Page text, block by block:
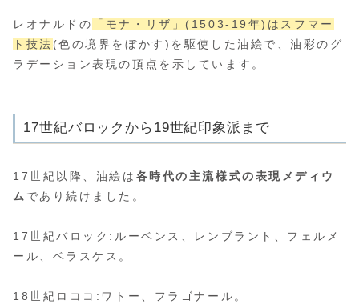
レオナルドの
「モナ・リザ」(1503-19年)はスフマー
ト技法 (色の境界をぼかす)を駆使した油絵で、油彩のグ
ラデーション表現の頂点を示しています。
17世紀バロックから19世紀印象派まで
17世紀以降、油絵は 各時代の主流様式の表現メディウ
ム であり続けました。
17世紀バロック:ルーベンス、レンブラント、フェルメ
ール、ベラスケス。
18世紀ロココ:ワトー、フラゴナール。